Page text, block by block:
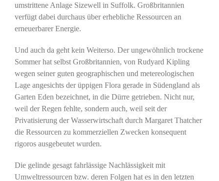
umstrittene Anlage Sizewell in Suffolk. Großbritannien
verfügt dabei durchaus über erhebliche Ressourcen an
erneuerbarer Energie.
Und auch da geht kein Weiterso. Der ungewöhnlich trockene
Sommer hat selbst Großbritannien, von Rudyard Kipling
wegen seiner guten geographischen und metereologischen
Lage angesichts der üppigen Flora gerade in Südengland als
Garten Eden bezeichnet, in die Dürre getrieben. Nicht nur,
weil der Regen fehlte, sondern auch, weil seit der
Privatisierung der Wasserwirtschaft durch Margaret Thatcher
die Ressourcen zu kommerziellen Zwecken konsequent
rigoros ausgebeutet wurden.
Die gelinde gesagt fahrlässige Nachlässigkeit mit
Umweltressourcen bzw. deren Folgen hat es in den letzten